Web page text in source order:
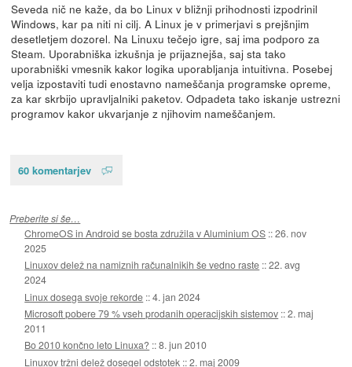
Seveda nič ne kaže, da bo Linux v bližnji prihodnosti izpodrinil
Windows, kar pa niti ni cilj. A Linux je v primerjavi s prejšnjim
desetletjem dozorel. Na Linuxu tečejo igre, saj ima podporo za
Steam. Uporabniška izkušnja je prijaznejša, saj sta tako
uporabniški vmesnik kakor logika uporabljanja intuitivna. Posebej
velja izpostaviti tudi enostavno nameščanja programske opreme,
za kar skrbijo upravljalniki paketov. Odpadeta tako iskanje ustrezni
programov kakor ukvarjanje z njihovim nameščanjem.
60 komentarjev
Preberite si še…
ChromeOS in Android se bosta združila v Aluminium OS ::26. nov
2025
Linuxov delež na namiznih računalnikih še vedno raste ::22. avg
2024
Linux dosega svoje rekorde ::4. jan 2024
Microsoft pobere 79 % vseh prodanih operacijskih sistemov ::2. maj
2011
Bo 2010 končno leto Linuxa? ::8. jun 2010
Linuxov tržni delež dosegel odstotek ::2. maj 2009